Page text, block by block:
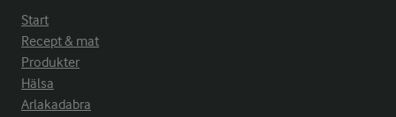
Start
Recept & mat
Produkter
Hälsa
Arlakadabra